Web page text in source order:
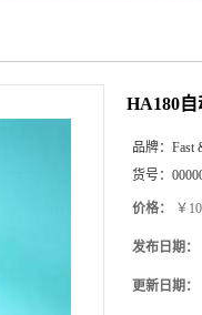
HA180
品牌： Fast
货号：
价格： ￥
发布日期：
更新日期：